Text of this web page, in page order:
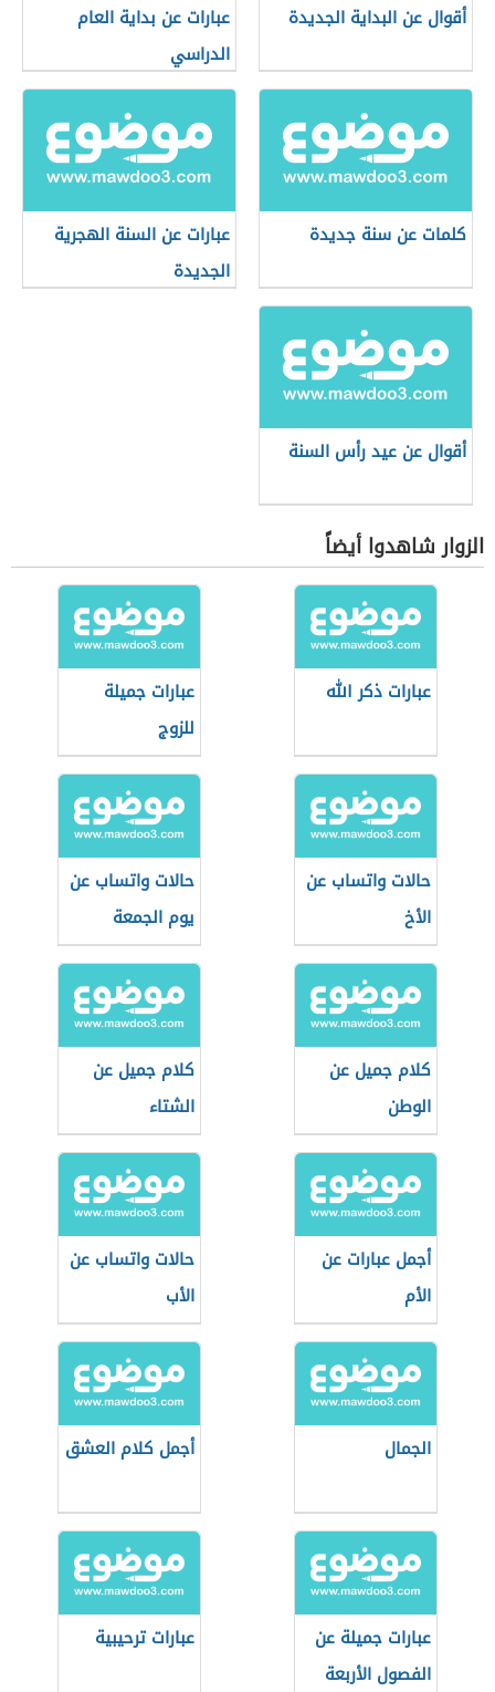
أقوال عن البداية الجديدة
عبارات عن بداية العام
الدراسي
كلمات عن سنة جديدة
عبارات عن السنة الهجرية
الجديدة
أقوال عن عيد رأس السنة
الزوار شاهدوا أيضاً
عبارات ذكر الله
عبارات جميلة
للزوج
حالات واتساب عن
الأخ
حالات واتساب عن
يوم الجمعة
كلام جميل عن
الوطن
كلام جميل عن
الشتاء
أجمل عبارات عن
الأم
حالات واتساب عن
الأب
الجمال أجمل كلام العشق
عبارات جميلة عن
الفصول الأربعة
عبارات ترحيبية